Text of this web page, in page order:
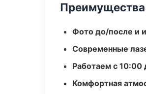
Фото до/после и
Современные
Работаем с
Комфортная